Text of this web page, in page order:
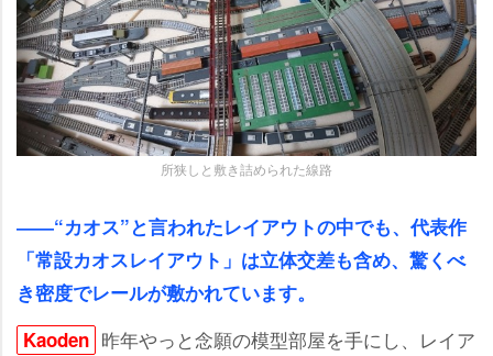
所狭しと敷き詰められた線路
――“カオス”と言われたレイアウトの中でも、代表作
「常設カオスレイアウト」は立体交差も含め、驚くべ
き密度でレールが敷かれています。
Kaoden 昨年やっと念願の模型部屋を手にし、レイア